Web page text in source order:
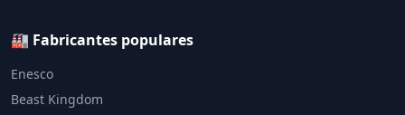
🏭 Fabricantes populares
Enesco
Beast Kingdom